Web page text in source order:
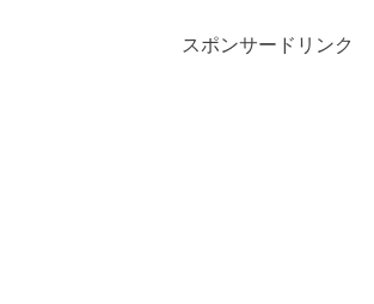
スポンサードリンク